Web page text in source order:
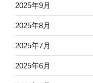
2025年9月
2025年8月
2025年7月
2025年6月